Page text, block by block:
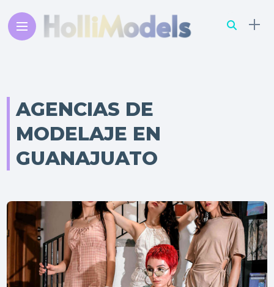
AGENCIAS DE
MODELAJE EN
GUANAJUATO